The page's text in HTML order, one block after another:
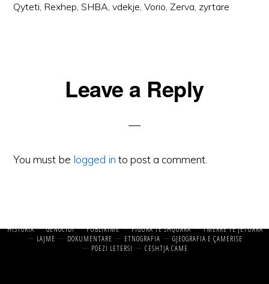
Qyteti, Rexhep,SHBA,vdekje,Vorio, Zerva, zyrtare
ReaderLeave a Reply
You must be logged in to post a comment.
HISTORIA GENOCIDI PUBLIKIME FIGURA TE SHQUARA
TMERRE TE JETUARA
LAJME
DOKUMENTARE ETNOGRAFIA
GJEOGRAFIA E ÇAMERISE
POEZI LETERSI
CESHTJA CAME